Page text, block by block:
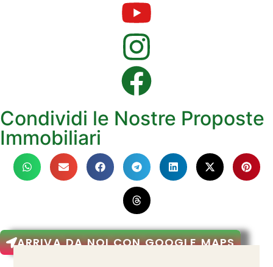
Condividi le Nostre Proposte
Immobiliari
ARRIVA DA NOI CON GOOGLE MAPS